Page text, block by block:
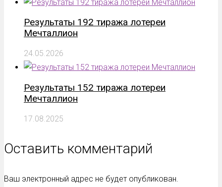
Результаты 192 тиража лотереи
Мечталлион
24.05.2026
Результаты 152 тиража лотереи
Мечталлион
17.08.2025
Оставить комментарий
Ваш электронный адрес не будет опубликован.